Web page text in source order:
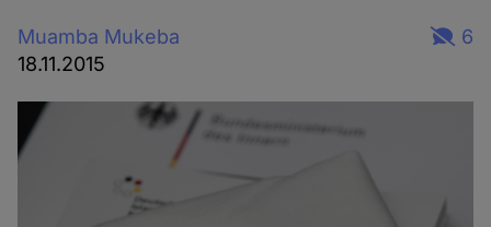
Muamba Mukeba
18.11.2015
6